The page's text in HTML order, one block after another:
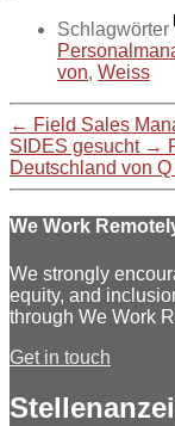
Schlagwörter
von, Weiss
← Field Sales
SIDES gesucht →
Deutschland von
We Work
We strongly
equity, and
through We Work
Get in touch